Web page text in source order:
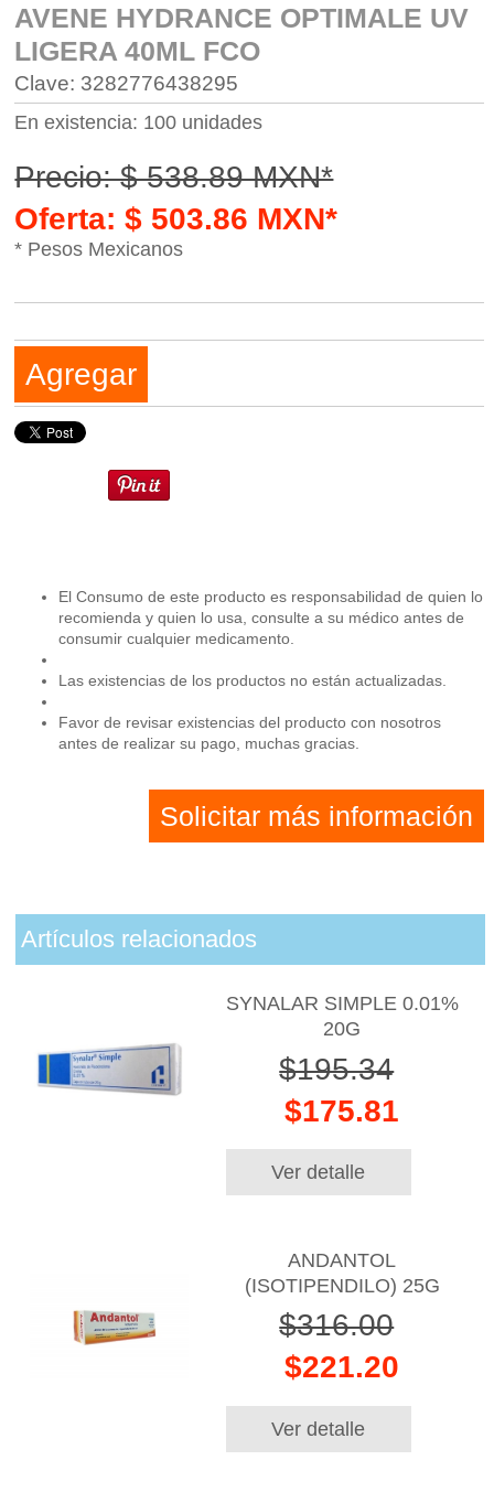
AVENE HYDRANCE OPTIMALE UV
LIGERA 40ML FCO
Clave: 3282776438295
En existencia: 100 unidades
Precio: $ 538.89 MXN*
Oferta: $ 503.86 MXN*
* Pesos Mexicanos
Agregar
El Consumo de este producto es responsabilidad de quien lo
recomienda y quien lo usa, consulte a su médico antes de
consumir cualquier medicamento.
Las existencias de los productos no están actualizadas.
Favor de revisar existencias del producto con nosotros
antes de realizar su pago, muchas gracias.
Solicitar más información
Artículos relacionados
SYNALAR SIMPLE 0.01%
20G
$195.34
$175.81
Ver detalle
ANDANTOL
(ISOTIPENDILO) 25G
$316.00
$221.20
Ver detalle